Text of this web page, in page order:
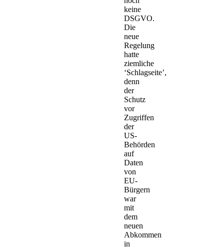
keine
DSGVO.
Die
neue
Regelung
hatte
ziemliche
‘Schlagseite’,
denn
der
Schutz
vor
Zugriffen
der
US-
Behörden
auf
Daten
von
EU-
Bürgern
war
mit
dem
neuen
Abkommen
in